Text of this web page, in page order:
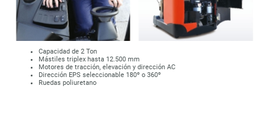
Capacidad de 2 Ton
Mástiles triplex hasta 12.500 mm
Motores de tracción, elevación y dirección AC
Dirección EPS seleccionable 180º o 360º
Ruedas poliuretano